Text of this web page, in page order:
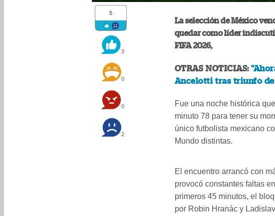
5
3
0
0
2
La selección de México
quedar como líder
FIFA 2026,
OTRAS NOTICIAS:
Ancelotti tras triunfo de
Fue una noche histórica
minuto 78 para tener su
único futbolista mexicano
Mundo distintas.
El encuentro arrancó con
provocó constantes faltas
primeros 45 minutos, el
por Robin Hranác y